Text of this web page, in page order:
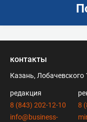
контакты
Казань, Лобачевского
редакция
8 (843) 202-12-10
info@business-
8